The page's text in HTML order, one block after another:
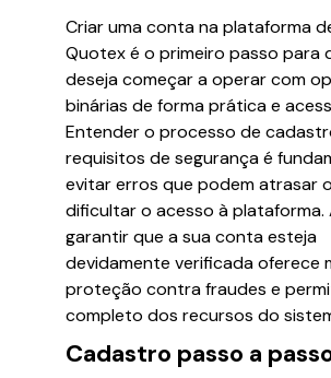
Criar uma conta na plataforma
Quotex é o primeiro passo para
deseja começar a operar com
binárias de forma prática e
Entender o processo de
requisitos de segurança é
evitar erros que podem atrasar
dificultar o acesso à plataforma.
garantir que a sua conta esteja
devidamente verificada oferece
proteção contra fraudes e
completo dos recursos do
Cadastro passo a